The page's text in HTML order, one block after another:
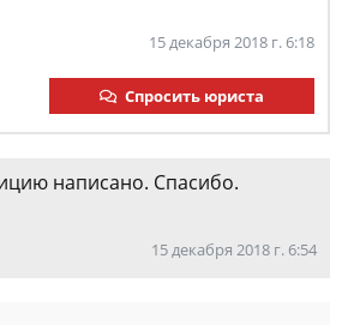
15 декабря 2018 г. 6:18
Спросить юриста
написано. Спасибо.
15 декабря 2018 г. 6:54